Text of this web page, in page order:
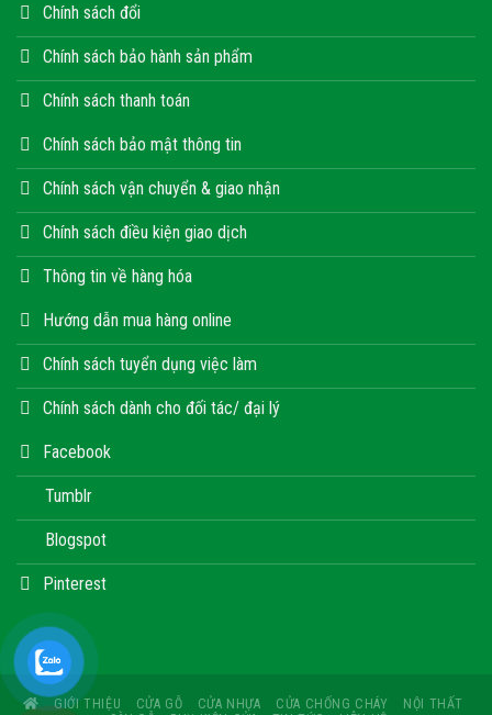
Chính sách đổi
Chính sách bảo hành sản phẩm
Chính sách thanh toán
Chính sách bảo mật thông tin
Chính sách vận chuyển & giao nhận
Chính sách điều kiện giao dịch
Thông tin về hàng hóa
Hướng dẫn mua hàng online
Chính sách tuyển dụng việc làm
Chính sách dành cho đối tác/ đại lý
Facebook
Tumblr
Blogspot
Pinterest
GIỚI THIỆU CỬA GỖ CỬA NHỰA CỬA CHỐNG CHÁY
NỘI THẤT